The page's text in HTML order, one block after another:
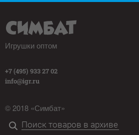
Игрушки оптом
+7 (495) 933 27 02
info@igr.ru
© 2018 «Симбат»